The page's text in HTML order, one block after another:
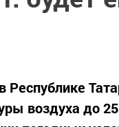
воздуха до